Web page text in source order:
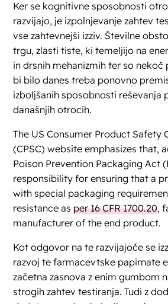
Ker se kognitivne sposobnosti
razvijajo, je izpolnjevanje zahtev
vse zahtevnejši izziv. Številne
trgu, zlasti tiste, ki temeljijo na
in drsnih mehanizmih ter so nekoč
bi bilo danes treba ponovno
izboljšanih sposobnosti reševanja
današnjih otrocih.
The US Consumer Product Safety
(CPSC) website emphasizes that,
Poison Prevention Packaging Act
responsibility for ensuring that a
with special packaging
resistance asper 16 CFR 1700.20,
manufacturer of the end product.
Kot odgovor na te razvijajoče se
razvoj te farmacevtske papirnate
začetna zasnova z enim gumbom
strogih zahtev testiranja. Tudi z